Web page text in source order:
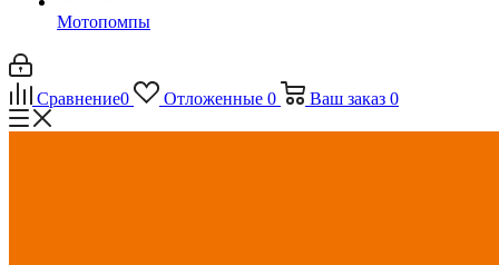
Мотопомпы
Сравнение0 Отложенные 0 Ваш заказ 0